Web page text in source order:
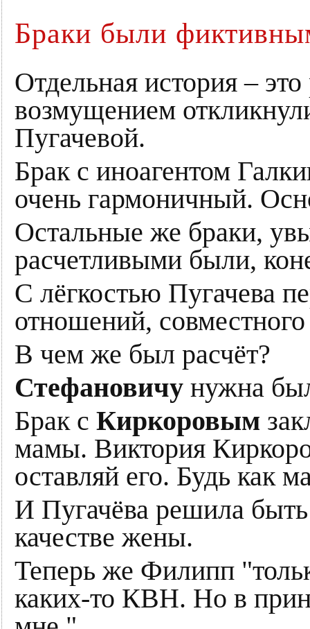
Браки были
Отдельная история –
возмущением
Пугачевой.
Брак с иноагентом
очень гармоничный.
Остальные же браки,
расчетливыми были,
С лёгкостью Пугачева
отношений, совместного
В чем же был расчёт?
Стефановичу нужна
Брак с Киркоровым
мамы. Виктория
оставляй его. Будь как
И Пугачёва решила
качестве жены.
Теперь же Филипп
каких-то КВН. Но в